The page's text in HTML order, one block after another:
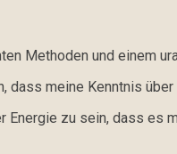
Methoden und einem
dass meine Kenntnis
zu sein, dass es